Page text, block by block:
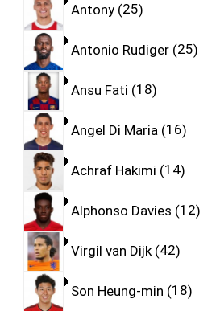
Antony 25
Antonio Rudiger 25
Ansu Fati 18
Angel Di Maria 16
Achraf Hakimi 14
Alphonso Davies 12
Virgil van Dijk 42
Son Heung-min 18